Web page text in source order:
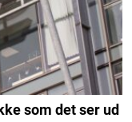
som det ser ud